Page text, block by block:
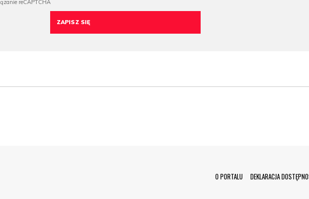
Menu Footer
O PORTALU DEKLARACJA